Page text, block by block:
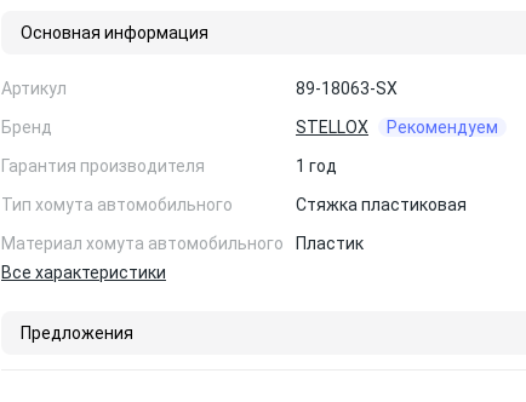
Основная информация
Артикул
89-18063-SX
Бренд
STELLOX
Рекомендуем
Гарантия производителя
1 год
Тип хомута автомобильного
Стяжка пластиковая
Материал хомута автомобильного
Пластик
Все характеристики
Предложения